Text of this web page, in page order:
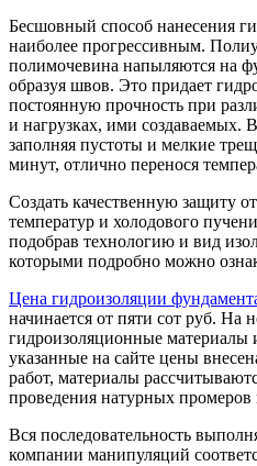
Бесшовный способ нанесения
наиболее прогрессивным.
полимочевина напыляются на
образуя швов. Это придает
постоянную прочность при
и нагрузках, ими создаваемых.
заполняя пустоты и мелкие
минут, отлично перенося
Создать качественную защиту
температур и холодового
подобрав технологию и вид
которыми подробно можно
Цена гидроизоляции
начинается от пяти сот руб. На
гидроизоляционные материалы
указанные на сайте цены
работ, материалы
проведения натурных промеров
Вся последовательность
компании манипуляций